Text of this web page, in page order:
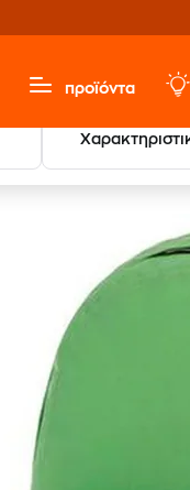
προϊόντα